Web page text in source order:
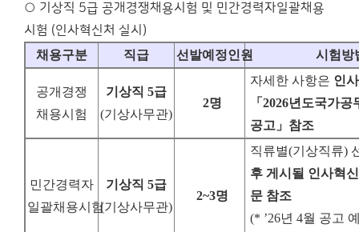
○ 기상직 5급 공개경쟁채용시험 및 민간경력자일괄채용
시험 (인사혁신처 실시)
채용구분 직급 선발예정인원 시험방
공개경쟁
채용시험
기상직 5급
(기상사무관)
2명
자세한 사항은 인
「 2026년도국가공
공고 」 참조
민간경력자
일괄채용시험
기상직 5급
(기상사무관)
2~3명
직류별(기상직류)
후 게시될 인사혁
문 참조
(* ’26년 4월 공고